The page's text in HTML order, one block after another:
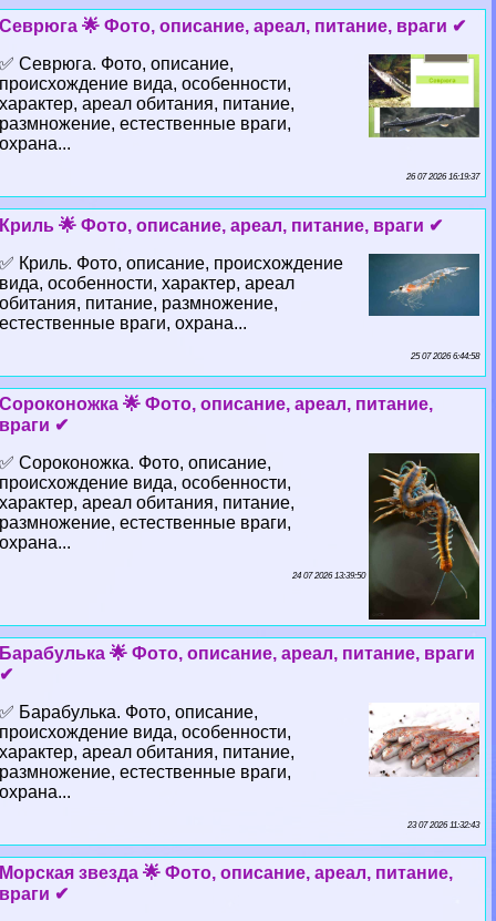
Севрюга 🌟 Фото, описание, ареал, питание, враги ✔
✅ Севрюга. Фото, описание,
происхождение вида, особенности,
хаpaктер, ареал обитания, питание,
размножение, естественные враги,
охрана...
26 07 2026 16:19:37
Криль 🌟 Фото, описание, ареал, питание, враги ✔
✅ Криль. Фото, описание, происхождение
вида, особенности, хаpaктер, ареал
обитания, питание, размножение,
естественные враги, охрана...
25 07 2026 6:44:58
Сороконожка 🌟 Фото, описание, ареал, питание,
враги ✔
✅ Сороконожка. Фото, описание,
происхождение вида, особенности,
хаpaктер, ареал обитания, питание,
размножение, естественные враги,
охрана...
24 07 2026 13:39:50
Баpaбулька 🌟 Фото, описание, ареал, питание, враги
✔
✅ Баpaбулька. Фото, описание,
происхождение вида, особенности,
хаpaктер, ареал обитания, питание,
размножение, естественные враги,
охрана...
23 07 2026 11:32:43
Морская звезда 🌟 Фото, описание, ареал, питание,
враги ✔